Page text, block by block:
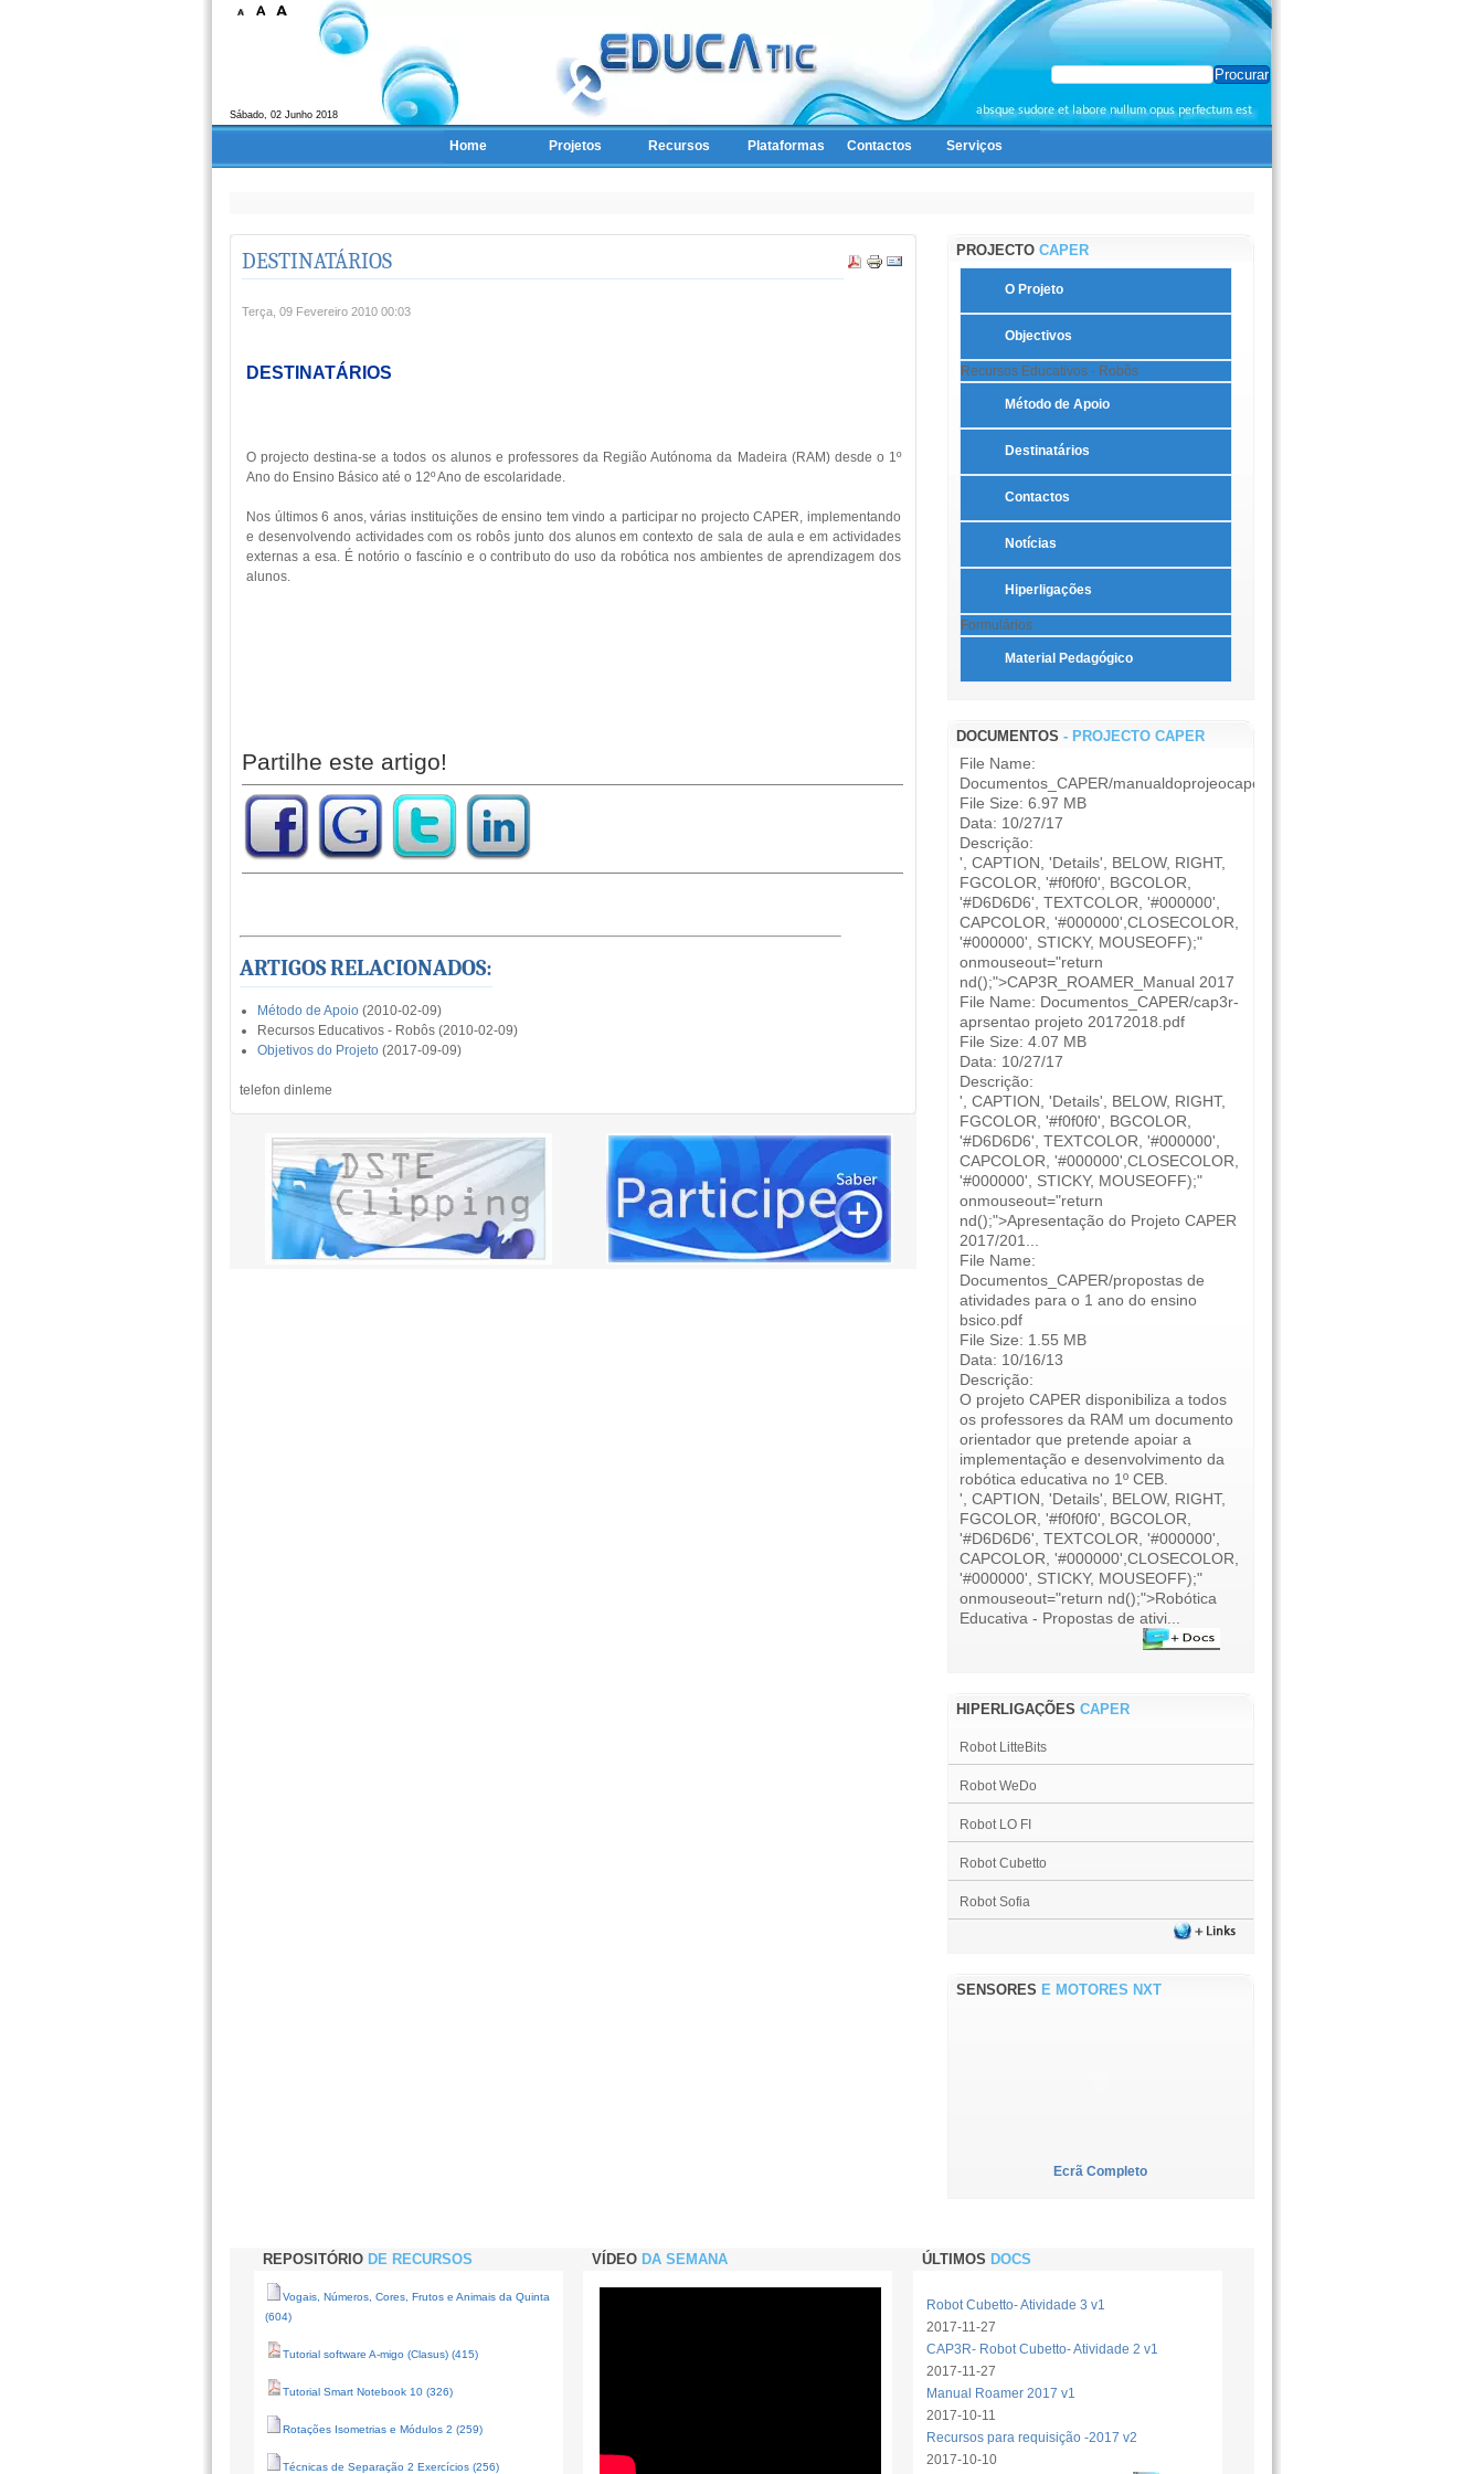
Sábado, 02 Junho 2018
Home Projetos Recursos Plataformas Contactos Serviços
DESTINATÁRIOS
Terça, 09 Fevereiro 2010 00:03
DESTINATÁRIOS
O projecto destina-se a todos os alunos e professores da Região Autónoma da Madeira (RAM) desde o 1º
Ano do Ensino Básico até o 12º Ano de escolaridade.
Nos últimos 6 anos, várias instituições de ensino tem vindo a participar no projecto CAPER, implementando
e desenvolvendo actividades com os robôs junto dos alunos em contexto de sala de aula e em actividades
externas a esa. É notório o fascínio e o contributo do uso da robótica nos ambientes de aprendizagem dos
alunos.
Partilhe este artigo!
ARTIGOS RELACIONADOS:
Método de Apoio (2010-02-09)
Recursos Educativos - Robôs (2010-02-09)
Objetivos do Projeto (2017-09-09)
telefon dinleme
PROJECTOCAPER
O Projeto
Objectivos
Recursos Educativos - Robôs
Método de Apoio
Destinatários
Contactos
Notícias
Hiperligações
Formulários
Material Pedagógico
DOCUMENTOS - PROJECTO CAPER
File Name:
Documentos_CAPER/manualdoprojeocaper.pdf
File Size: 6.97 MB
Data: 10/27/17
Descrição:
', CAPTION, 'Details', BELOW, RIGHT,
FGCOLOR, '#f0f0f0', BGCOLOR,
'#D6D6D6', TEXTCOLOR, '#000000',
CAPCOLOR, '#000000',CLOSECOLOR,
'#000000', STICKY, MOUSEOFF);"
onmouseout="return
nd();">CAP3R_ROAMER_Manual 2017
File Name: Documentos_CAPER/cap3r-
aprsentao projeto 20172018.pdf
File Size: 4.07 MB
Data: 10/27/17
Descrição:
', CAPTION, 'Details', BELOW, RIGHT,
FGCOLOR, '#f0f0f0', BGCOLOR,
'#D6D6D6', TEXTCOLOR, '#000000',
CAPCOLOR, '#000000',CLOSECOLOR,
'#000000', STICKY, MOUSEOFF);"
onmouseout="return
nd();">Apresentação do Projeto CAPER
2017/201...
File Name:
Documentos_CAPER/propostas de
atividades para o 1 ano do ensino
bsico.pdf
File Size: 1.55 MB
Data: 10/16/13
Descrição:
O projeto CAPER disponibiliza a todos
os professores da RAM um documento
orientador que pretende apoiar a
implementação e desenvolvimento da
robótica educativa no 1º CEB.
', CAPTION, 'Details', BELOW, RIGHT,
FGCOLOR, '#f0f0f0', BGCOLOR,
'#D6D6D6', TEXTCOLOR, '#000000',
CAPCOLOR, '#000000',CLOSECOLOR,
'#000000', STICKY, MOUSEOFF);"
onmouseout="return nd();">Robótica
Educativa - Propostas de ativi...
HIPERLIGAÇÕES CAPER
Robot LitteBits
Robot WeDo
Robot LO FI
Robot Cubetto
Robot Sofia
SENSORES E MOTORES NXT
Ecrã Completo
REPOSITÓRIO DE RECURSOS
Vogais, Números, Cores, Frutos e Animais da Quinta
(604)
Tutorial software A-migo (Clasus) (415)
Tutorial Smart Notebook 10 (326)
Rotações Isometrias e Módulos 2 (259)
Técnicas de Separação 2 Exercícios (256)
VÍDEO DA SEMANA ÚLTIMOS DOCS
Robot Cubetto- Atividade 3 v1
2017-11-27
CAP3R- Robot Cubetto- Atividade 2 v1
2017-11-27
Manual Roamer 2017 v1
2017-10-11
Recursos para requisição -2017 v2
2017-10-10